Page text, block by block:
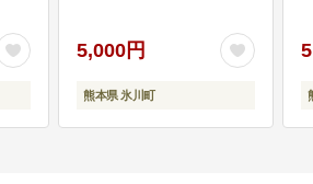
5,000円
熊本県 氷川町